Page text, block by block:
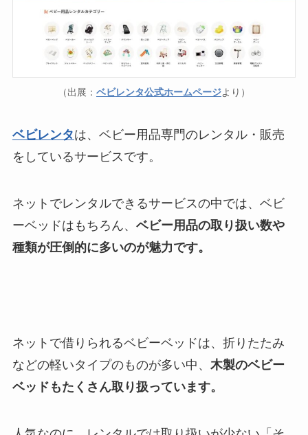
（出展： ベビレンタ公式ホームページより）
ベビレンタは、ベビー用品専門のレンタル・販売
をしているサービスです。
ネットでレンタルできるサービスの中では、ベビ
ーベッドはもちろん、 ベビー用品の取り扱い数や
種類が圧倒的に多いのが魅力です。
ネットで借りられるベビーベッドは、折りたたみ
などの軽いタイプのものが多い中、 木製のベビー
ベッドもたくさん取り扱っています。